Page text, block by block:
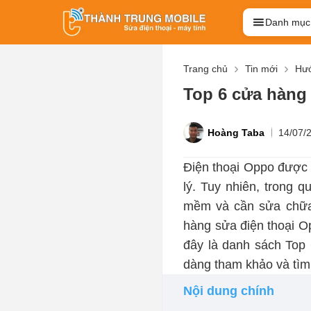
Danh mục
Trang chủ Tin mới
Top 6 cửa
Hoàng Taba 14/07/
Điện thoại Oppo được
lý. Tuy nhiên, trong
mềm và cần sửa
hàng sửa điện thoại
đây là danh sách
dàng tham khảo và
Nội dung chính